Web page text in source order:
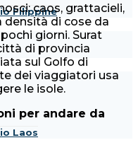
Filippine
Laos
caos, grattacieli,
di cose da
giorni. Surat
di provincia
sul Golfo di
dei viaggiatori usa
le isole.
per andare da